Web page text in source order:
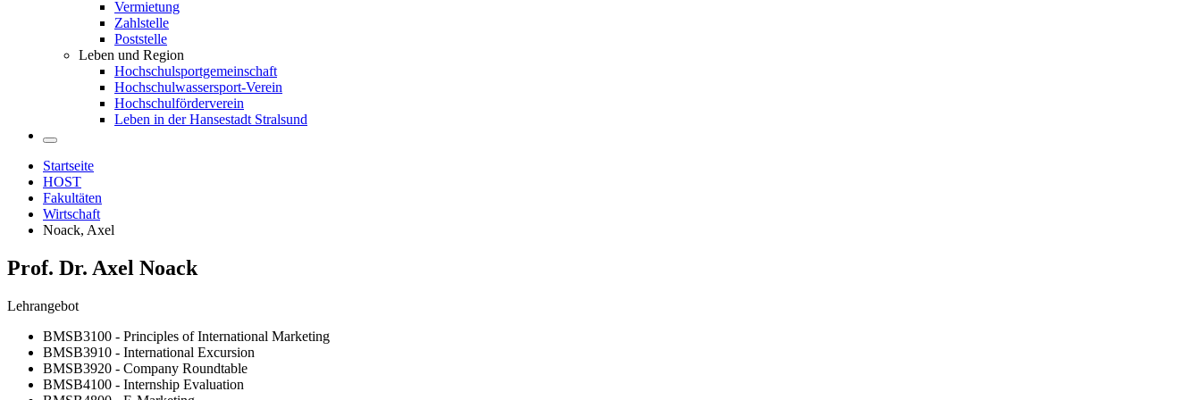
Vermietung
Zahlstelle
Poststelle
Leben und Region
Hochschulsportgemeinschaft
Hochschulwassersport-Verein
Hochschulförderverein
Leben in der Hansestadt Stralsund
Startseite
HOST
Fakultäten
Wirtschaft
Noack, Axel
Prof. Dr. Axel Noack
Lehrangebot
BMSB3100 - Principles of International Marketing
BMSB3910 - International Excursion
BMSB3920 - Company Roundtable
BMSB4100 - Internship Evaluation